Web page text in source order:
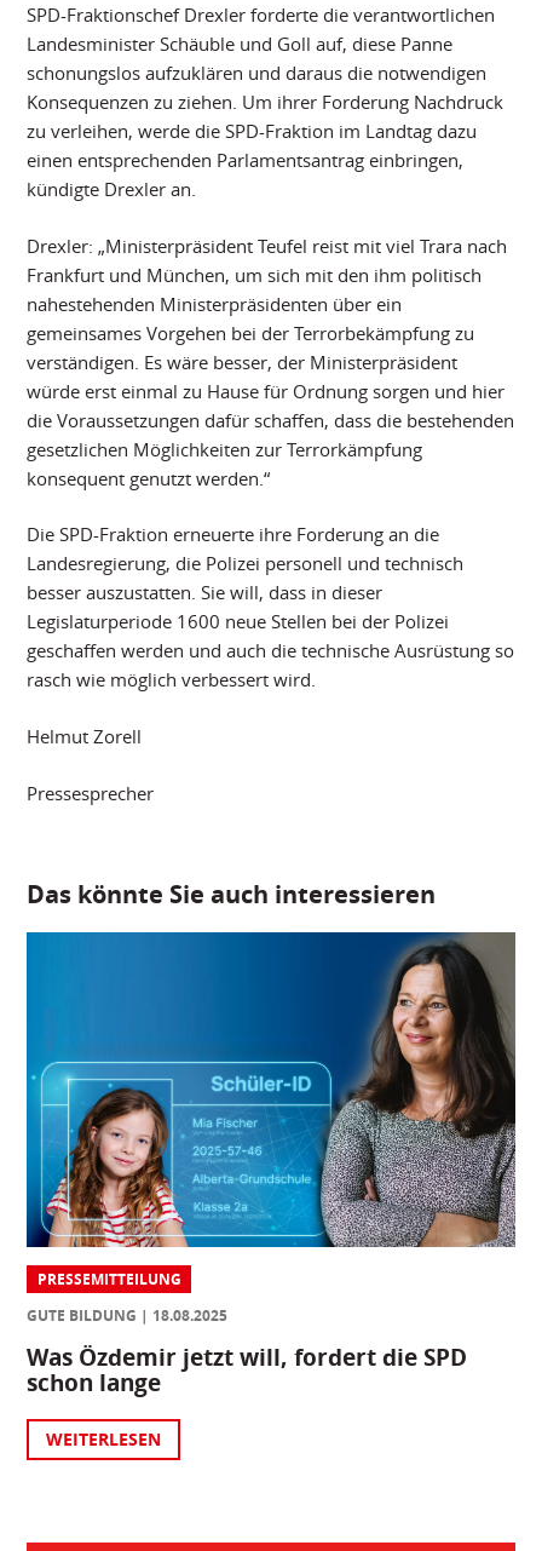
SPD-Fraktionschef Drexler forderte die verantwortlichen
Landesminister Schäuble und Goll auf, diese Panne
schonungslos aufzuklären und daraus die notwendigen
Konsequenzen zu ziehen. Um ihrer Forderung Nachdruck
zu verleihen, werde die SPD-Fraktion im Landtag dazu
einen entsprechenden Parlamentsantrag einbringen,
kündigte Drexler an.
Drexler: „Ministerpräsident Teufel reist mit viel Trara nach
Frankfurt und München, um sich mit den ihm politisch
nahestehenden Ministerpräsidenten über ein
gemeinsames Vorgehen bei der Terrorbekämpfung zu
verständigen. Es wäre besser, der Ministerpräsident
würde erst einmal zu Hause für Ordnung sorgen und hier
die Voraussetzungen dafür schaffen, dass die bestehenden
gesetzlichen Möglichkeiten zur Terrorkämpfung
konsequent genutzt werden.“
Die SPD-Fraktion erneuerte ihre Forderung an die
Landesregierung, die Polizei personell und technisch
besser auszustatten. Sie will, dass in dieser
Legislaturperiode 1600 neue Stellen bei der Polizei
geschaffen werden und auch die technische Ausrüstung so
rasch wie möglich verbessert wird.
Helmut Zorell
Pressesprecher
Das könnte Sie auch interessieren
PRESSEMITTEILUNG
GUTE BILDUNG
18.08.2025
Was Özdemir jetzt will, fordert die SPD
schon lange
WEITERLESEN